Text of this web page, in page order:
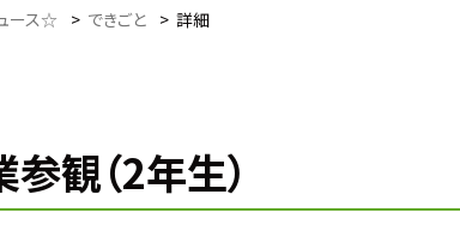
ース☆ > できごと > 詳細
観（2年生）